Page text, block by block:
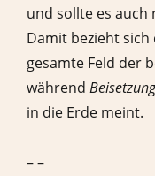
und sollte es auch
Damit bezieht
gesamte Feld der
während Beisetzung
in die Erde meint.
– –